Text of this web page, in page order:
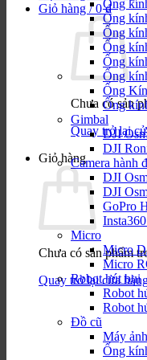
Giỏ hàng /0₫
Chưa có sản
Quay trở lại
Giỏ hàng
Chưa có sản phẩm
Quay trở lại cửa
Ống
Ống
Ống
Ống
Ống
Ống
Ống
Ống
Gimbal
DJI
DJI
Camera hành
DJI
DJI
GoPro
Micro
Micro
Micro
Robot hút bụi
Robot
Robot
Đồ cũ
Máy
Ống